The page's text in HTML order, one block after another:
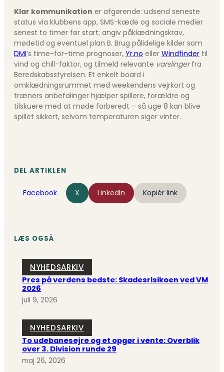
Klar kommunikation er afgørende: udsend seneste
status via klubbens app, SMS-kæde og sociale medier
senest to timer før start; angiv påklædningskrav,
mødetid og eventuel plan B. Brug pålidelige kilder som
DMI’s time-for-time prognoser, Yr.no eller Windfinder til
vind og chill-faktor, og tilmeld relevante varslingerfra
Beredskabsstyrelsen. Et enkelt board i
omklædningsrummet med weekendens vejrkort og
træners anbefalinger hjælper spillere, forældre og
tilskuere med at møde forberedt – så uge 8 kan blive
spillet sikkert, selvom temperaturen siger vinter.
DEL ARTIKLEN
Facebook X LinkedIn Kopiér link
LÆS OGSÅ
NYHEDSARKIV
Pres på verdens bedste: Skadesrisikoen ved VM
2026
juli 9, 2026
NYHEDSARKIV
To udebanesejre og et opgør i vente: Overblik
over 3. Division runde 29
maj 26, 2026